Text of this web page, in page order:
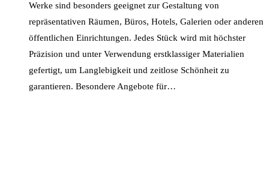
Werke sind besonders geeignet zur Gestaltung von
repräsentativen Räumen, Büros, Hotels, Galerien oder anderen
öffentlichen Einrichtungen. Jedes Stück wird mit höchster
Präzision und unter Verwendung erstklassiger Materialien
gefertigt, um Langlebigkeit und zeitlose Schönheit zu
garantieren. Besondere Angebote für…